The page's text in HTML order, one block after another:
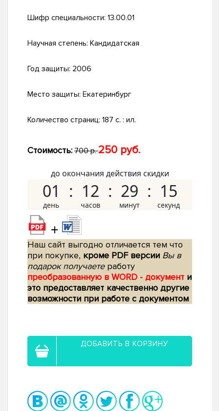
Шифр специальности: 13.00.01
Научная степень: Кандидатская
Год защиты: 2006
Место защиты: Екатеринбург
Количество страниц: 187 с. : ил.
Стоимость: 700 р.250 руб.
до окончания действия скидки
01 12 29 14
+
Наш сайт выгодно отличается тем что
при покупке, кроме PDF версии Вы в
подарок получаетеработу
преобразованную в WORD - документ и
это предоставляет качественно другие
возможности при работе с документом
ДОБАВИТЬ В КОРЗИНУ